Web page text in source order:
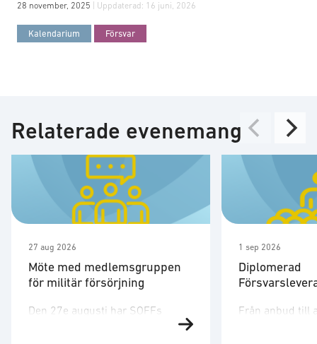
28 november, 2025 | Uppdaterad: 16 juni, 2026
Kalendarium Försvar
Relaterade evenemang
27 aug 2026
Möte med medlemsgruppen
för militär försörjning
Den 27e augusti har SOFFs
1 sep 2026
Diplomerad
Från anbud till